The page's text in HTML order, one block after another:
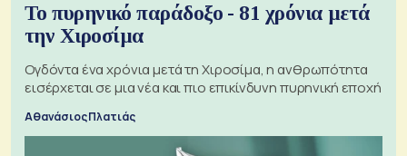
Το πυρηνικό παράδοξο - 81 χρόνια μετά
την Χιροσίμα
Ογδόντα ένα χρόνια μετά τη Χιροσίμα, η ανθρωπότητα
εισέρχεται σε μια νέα και πιο επικίνδυνη πυρηνική εποχή
Αθανάσιος Πλατιάς